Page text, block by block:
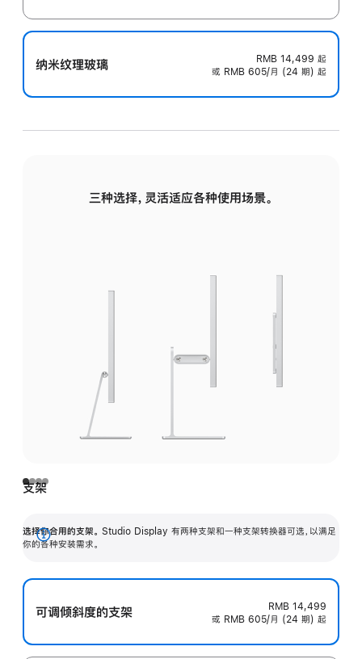
纳米纹理玻璃 RMB 14,499 起
或 RMB 605/月 (24 期) 起
三种选择，灵活适应各种使用场景。
支架
选择你合用的支架。 Studio Display 有两种支架和一种支架转换器可选，以满足
你的各种安装需求。
展
可调倾斜度的支架
RMB 14,499
或 RMB 605/月 (24 期) 起